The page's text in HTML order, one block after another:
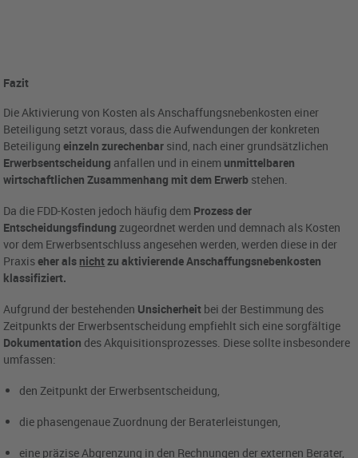
Fazit
Die Aktivierung von Kosten als Anschaffungsnebenkosten einer
Beteiligung setzt voraus, dass die Aufwendungen der konkreten
Beteiligungeinzeln zurechenbar sind, nach einer grundsätzlichen
Erwerbsentscheidung anfallen und in einem unmittelbaren
wirtschaftlichen Zusammenhang mit dem Erwerb stehen.
Da die FDD-Kosten jedoch häufig dem Prozess der
Entscheidungsfindung zugeordnet werden und demnach als Kosten
vor dem Erwerbsentschluss angesehen werden, werden diese in der
Praxiseher als nichtzu aktivierende Anschaffungsnebenkosten
klassifiziert.
Aufgrund der bestehenden Unsicherheit bei der Bestimmung des
Zeitpunkts der Erwerbsentscheidung empfiehlt sich eine sorgfältige
Dokumentation des Akquisitionsprozesses. Diese sollte insbesondere
umfassen:
den Zeitpunkt der Erwerbsentscheidung,
die phasengenaue Zuordnung der Beraterleistungen,
eine präzise Abgrenzung in den Rechnungen der externen Berater,